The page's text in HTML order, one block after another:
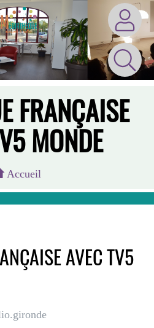
FRANÇAISE
MONDE
Accueil
AVEC TV5